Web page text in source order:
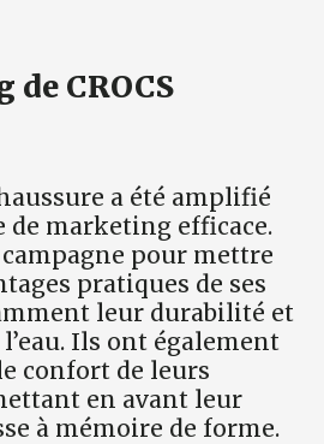
CROCS
a été amplifié
de marketing efficace.
pour mettre
pratiques de ses
leur durabilité et
Ils ont également
confort de leurs
en avant leur
à mémoire de forme.